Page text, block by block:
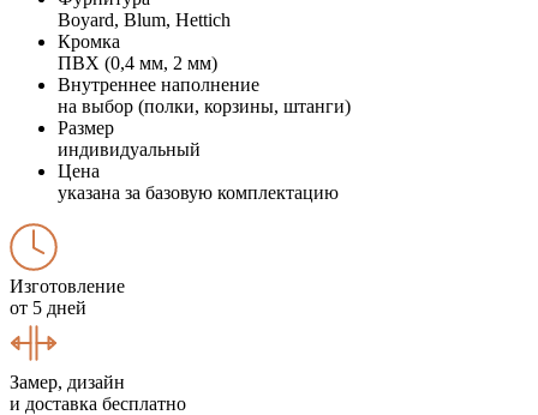
Boyard, Blum, Hettich
Кромка
ПВХ (0,4 мм, 2 мм)
Внутреннее наполнение
на выбор (полки, корзины, штанги)
Размер
индивидуальный
Цена
указана за базовую комплектацию
Изготовление
от 5 дней
Замер, дизайн
и доставка бесплатно